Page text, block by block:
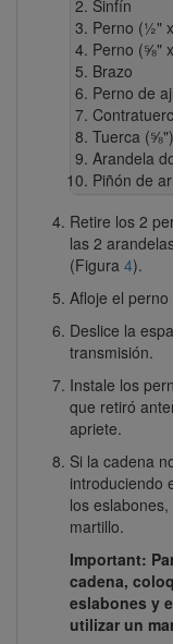
Sinfín
Perno (½"
Perno (⅝"
Brazo
Perno de
Tuerca (⅝")
Arandela
Piñón de
Retire los 2
las 2
(Figura 4).
Afloje el
Deslice la
transmisión.
Instale los
que retiró
apriete.
Si la cadena
introduciendo
los
martillo.
Important:
cadena,
eslabones y
utilizar un